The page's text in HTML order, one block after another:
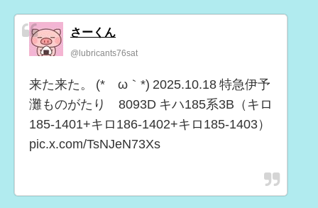
さーくん
@lubricants76sat
来た来た。 (*´ω｀*) 2025.10.18 特急伊予
灘ものがたり 8093D キハ185系3B（キロ
185-1401+キロ186-1402+キロ185-1403）
pic.x.com/TsNJeN73Xs